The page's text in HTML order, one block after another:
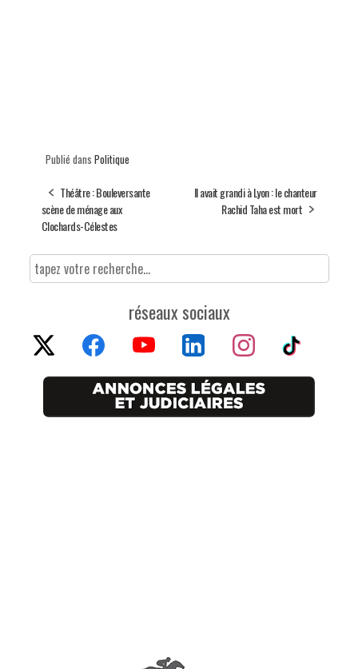
Publié dans Politique
Théâtre : Bouleversante
scène de ménage aux
Clochards-Célestes
Il avait grandi à Lyon : le chanteur
Rachid Taha est mort
réseaux sociaux